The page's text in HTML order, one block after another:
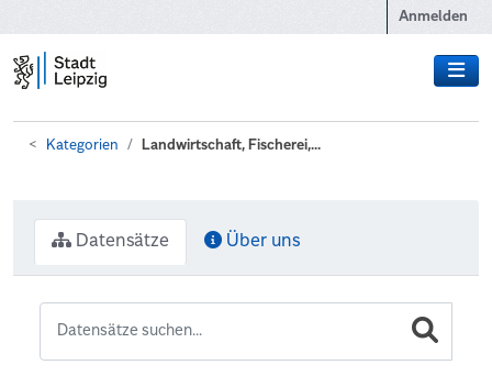
Anmelden
Kategorien Landwirtschaft, Fischerei,...
Datensätze Über uns